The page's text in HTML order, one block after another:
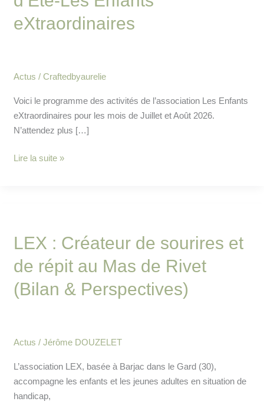
eXtraordinaires
Actus / Craftedbyaurelie
Voici le programme des activités de l’association Les Enfants
eXtraordinaires pour les mois de Juillet et Août 2026.
N’attendez plus […]
Les
Enfants
eXtraordinaires
Lire la suite »
LEX : Créateur de sourires et
de répit au Mas de Rivet
(Bilan & Perspectives)
Actus / Jérôme DOUZELET
L’association LEX, basée à Barjac dans le Gard (30),
accompagne les enfants et les jeunes adultes en situation de
handicap,
Créateur
sourires
et
de
Mas
Rivet
(Bilan
&